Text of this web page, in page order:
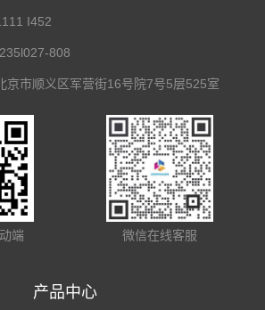
I452
808
京市顺义区军营街16号院7号5层525室
端 微信在线客服
产品中心